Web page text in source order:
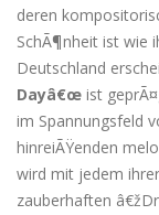
deren
SchÃ¶nheit ist wie
Deutschland
Dayâ€œ ist
im Spannungsfeld
hinreiÃŸenden
wird mit jedem
zauberhaften